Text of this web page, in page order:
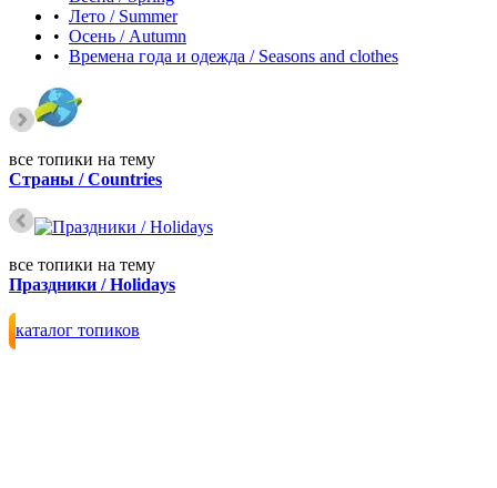
• Лето / Summer
• Осень / Autumn
• Времена года и одежда / Seasons and clothes
все топики на тему
Страны / Countries
все топики на тему
Праздники / Holidays
каталог топиков